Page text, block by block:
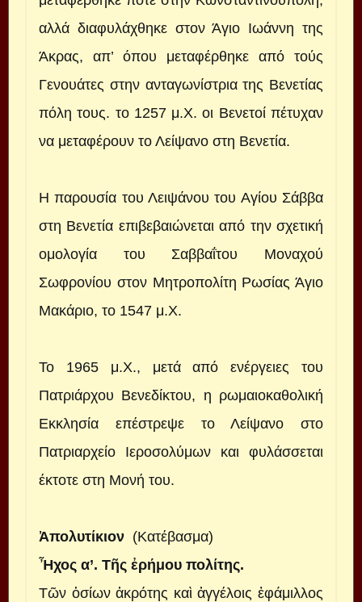
αλλά διαφυλάχθηκε στον Άγιο Ιωάννη της
Άκρας, απ’ όπου μεταφέρθηκε από τούς
Γενουάτες στην ανταγωνίστρια της Βενετίας
πόλη τους. το 1257 μ.Χ. οι Βενετοί πέτυχαν
να μεταφέρουν το Λείψανο στη Βενετία.
Η παρουσία του Λειψάνου του Αγίου Σάββα
στη Βενετία επιβεβαιώνεται από την σχετική
ομολογία του Σαββαΐτου Μοναχού
Σωφρονίου στον Μητροπολίτη Ρωσίας Άγιο
Μακάριο, το 1547 μ.Χ.
Το 1965 μ.Χ., μετά από ενέργειες του
Πατριάρχου Βενεδίκτου, η ρωμαιοκαθολική
Εκκλησία επέστρεψε το Λείψανο στο
Πατριαρχείο Ιεροσολύμων και φυλάσσεται
έκτοτε στη Μονή του.
Ἀπολυτίκιον (Κατέβασμα)
Ἦχος α’. Τῆς ἐρήμου πολίτης.
Tῶν ὁσίων ἀκρότης καὶ ἀγγέλοις ἐφάμιλλος